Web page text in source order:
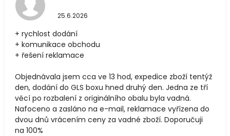
25.6.2026
+ rychlost dodání
+ komunikace obchodu
+ řešení reklamace
Objednávala jsem cca ve 13 hod, expedice zboží tentýž
den, dodání do GLS boxu hned druhý den. Jedna ze tří
věcí po rozbalení z originálního obalu byla vadná.
Nafoceno a zasláno na e-mail, reklamace vyřízena do
dvou dnů vrácením ceny za vadné zboží. Doporučuji
na 100%